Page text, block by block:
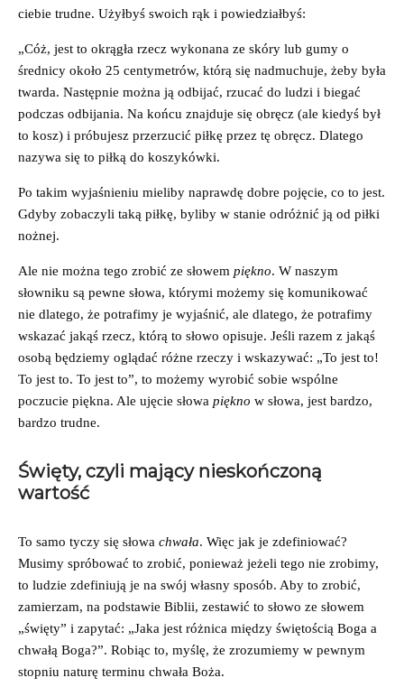
ciebie trudne. Użyłbyś swoich rąk i powiedziałbyś:
„Cóż, jest to okrągła rzecz wykonana ze skóry lub gumy o
średnicy około 25 centymetrów, którą się nadmuchuje, żeby była
twarda. Następnie można ją odbijać, rzucać do ludzi i biegać
podczas odbijania. Na końcu znajduje się obręcz (ale kiedyś był
to kosz) i próbujesz przerzucić piłkę przez tę obręcz. Dlatego
nazywa się to piłką do koszykówki.
Po takim wyjaśnieniu mieliby naprawdę dobre pojęcie, co to jest.
Gdyby zobaczyli taką piłkę, byliby w stanie odróżnić ją od piłki
nożnej.
Ale nie można tego zrobić ze słowem piękno. W naszym
słowniku są pewne słowa, którymi możemy się komunikować
nie dlatego, że potrafimy je wyjaśnić, ale dlatego, że potrafimy
wskazać jakąś rzecz, którą to słowo opisuje. Jeśli razem z jakąś
osobą będziemy oglądać różne rzeczy i wskazywać: „To jest to!
To jest to. To jest to”, to możemy wyrobić sobie wspólne
poczucie piękna. Ale ujęcie słowa piękno w słowa, jest bardzo,
bardzo trudne.
Święty, czyli mający nieskończoną
wartość
To samo tyczy się słowa chwała. Więc jak je zdefiniować?
Musimy spróbować to zrobić, ponieważ jeżeli tego nie zrobimy,
to ludzie zdefiniują je na swój własny sposób. Aby to zrobić,
zamierzam, na podstawie Biblii, zestawić to słowo ze słowem
„święty” i zapytać: „Jaka jest różnica między świętością Boga a
chwałą Boga?”. Robiąc to, myślę, że zrozumiemy w pewnym
stopniu naturę terminu chwała Boża.